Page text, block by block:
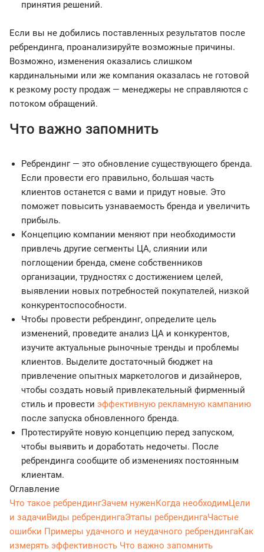
принятия решений.
Если вы не добились поставленных результатов после
ребрендинга, проанализируйте возможные причины.
Возможно, изменения оказались слишком
кардинальными или же компания оказалась не готовой
к резкому росту продаж — менеджеры не справляются с
потоком обращений.
Что важно запомнить
Ребрендинг — это обновление существующего бренда.
Если провести его правильно, большая часть
клиентов останется с вами и придут новые. Это
поможет повысить узнаваемость бренда и увеличить
прибыль.
Концепцию компании меняют при необходимости
привлечь другие сегменты ЦА, слиянии или
поглощении бренда, смене собственников
организации, трудностях с достижением целей,
выявлении новых потребностей покупателей, низкой
конкурентоспособности.
Чтобы провести ребрендинг, определите цель
изменений, проведите анализ ЦА и конкурентов,
изучите актуальные рыночные тренды и проблемы
клиентов. Выделите достаточный бюджет на
привлечение опытных маркетологов и дизайнеров,
чтобы создать новый привлекательный фирменный
стиль и провести эффективную рекламную кампанию
после запуска обновленного бренда.
Протестируйте новую концепцию перед запуском,
чтобы выявить и доработать недочеты. После
ребрендинга сообщите об изменениях постоянным
клиентам.
Оглавление
Что такое ребрендингЗачем нуженКогда необходимЦели
и задачиВиды ребрендингаЭтапы ребрендингаЧастые
ошибки Примеры удачного и неудачного ребрендингаКак
измерять эффективность Что важно запомнить